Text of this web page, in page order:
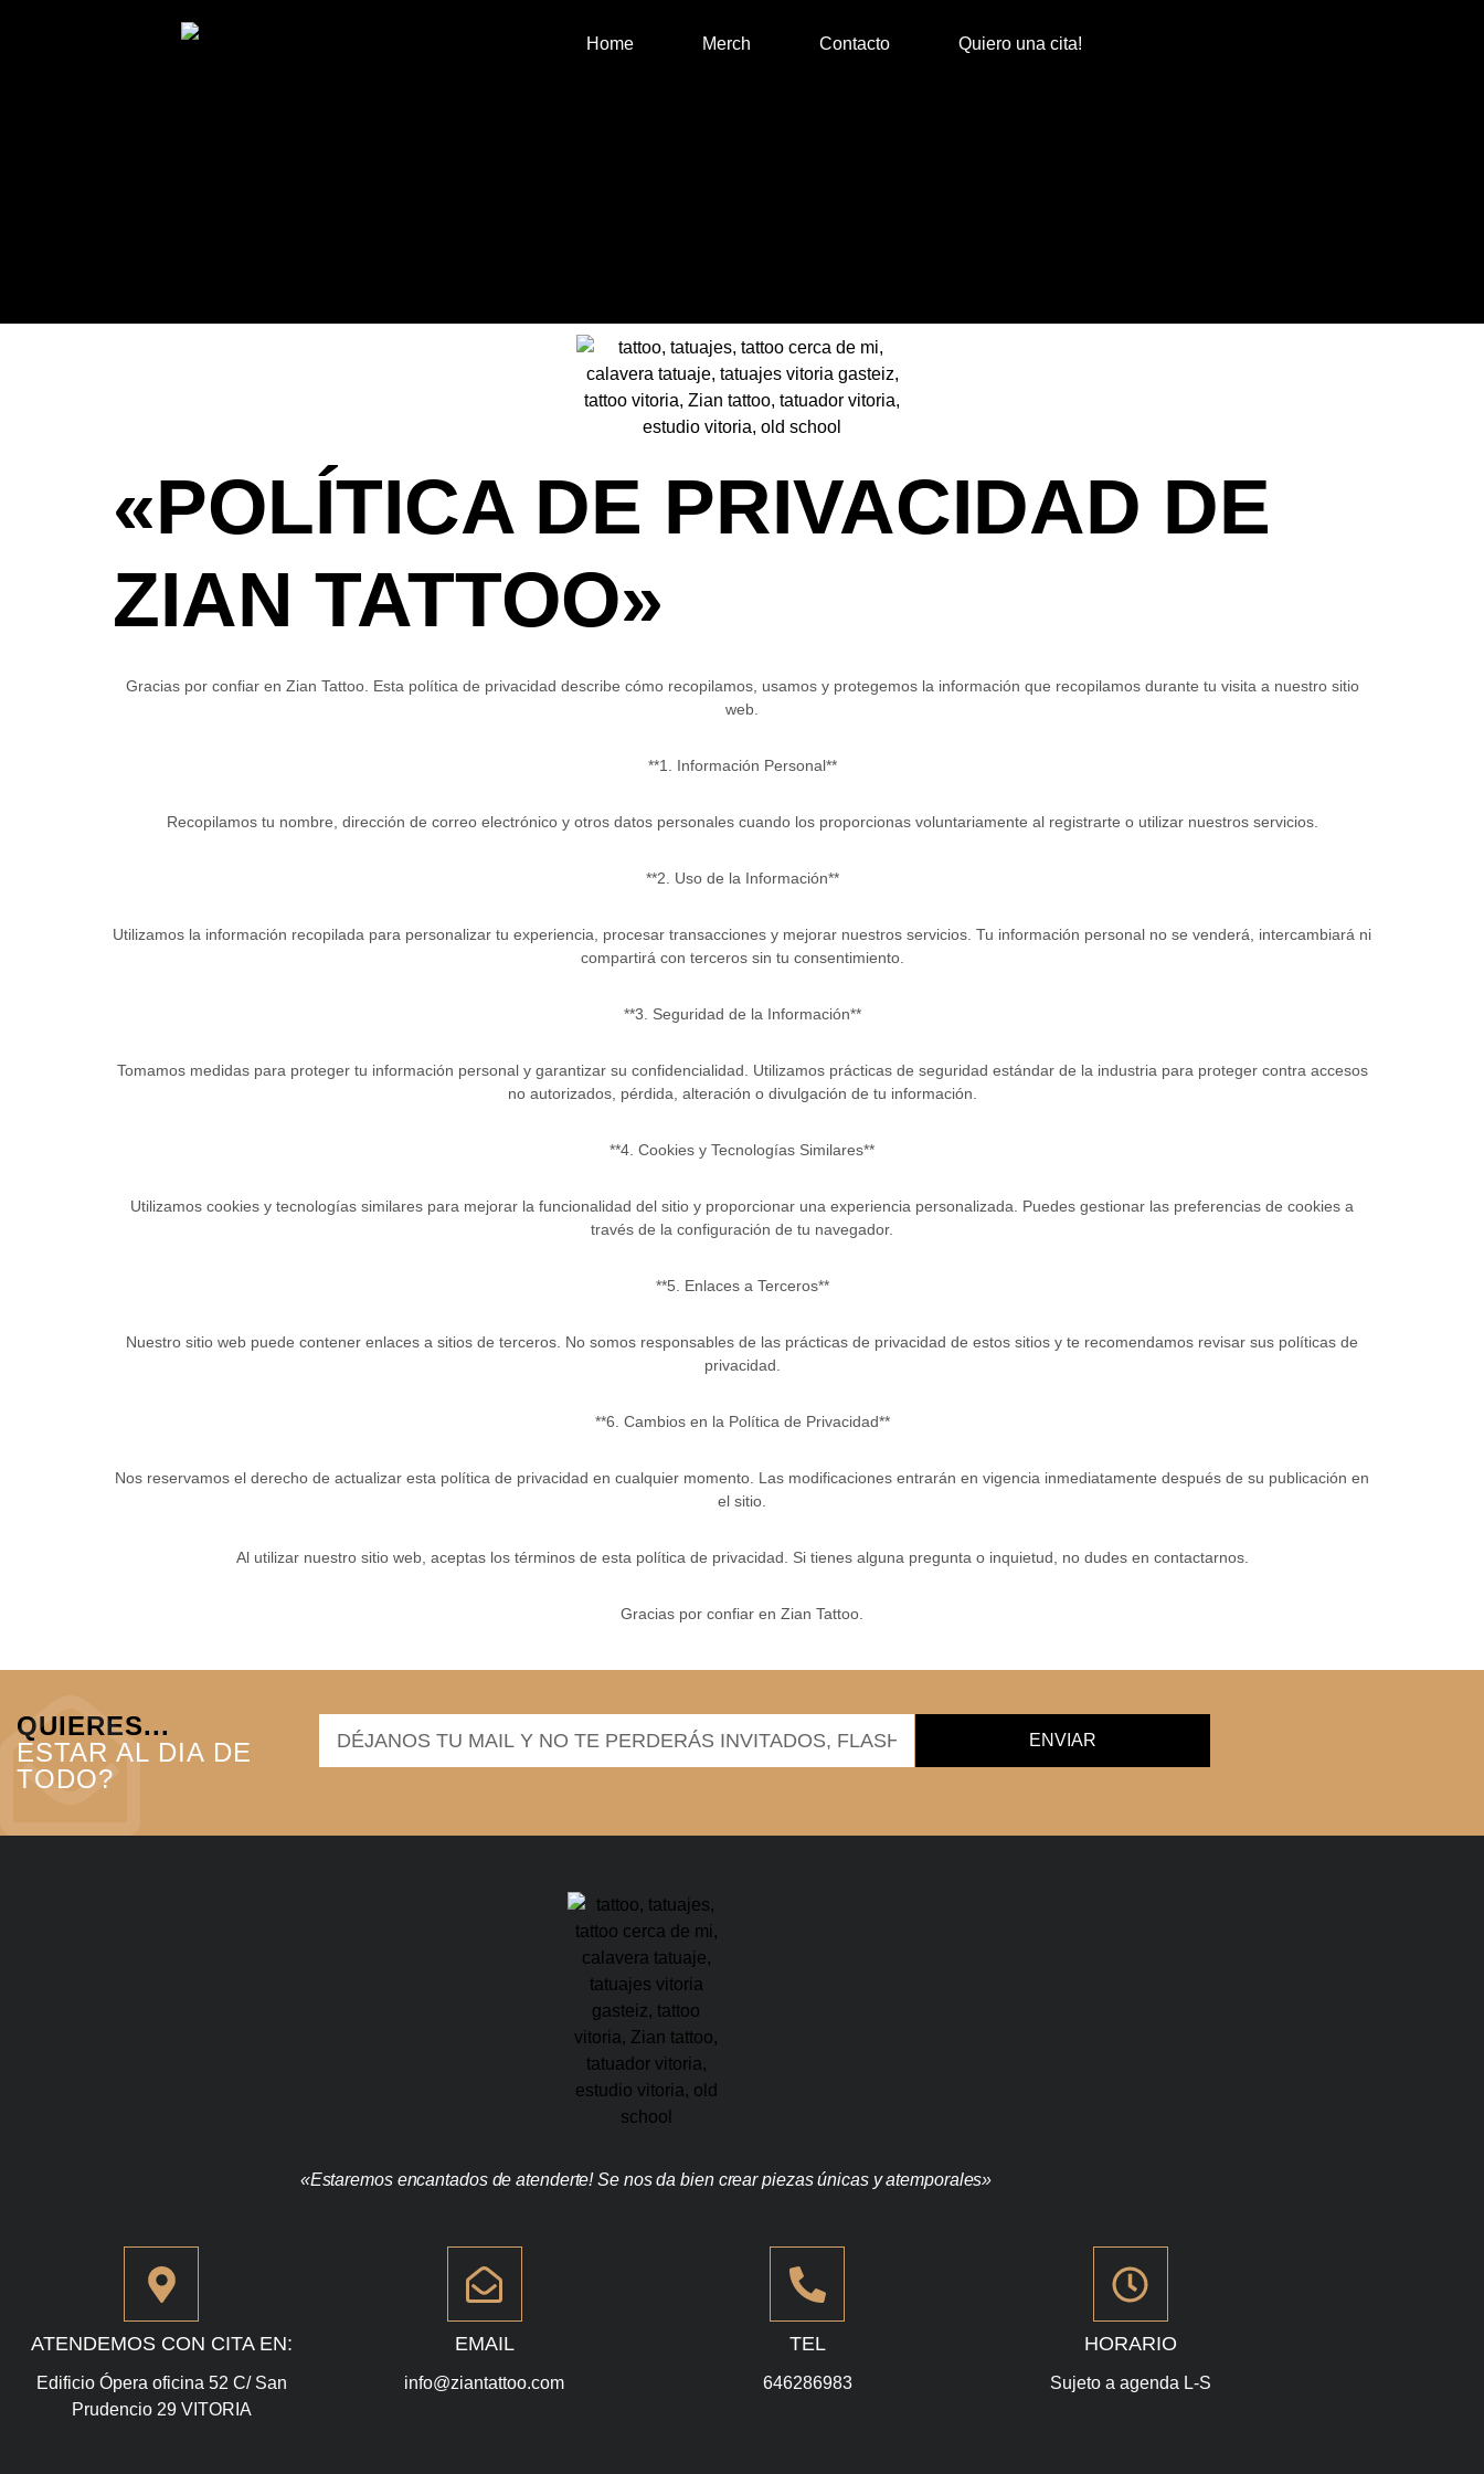
Home Merch Contacto Quiero una cita!
«POLÍTICA DE PRIVACIDAD DE
ZIAN TATTOO»
Gracias por confiar en Zian Tattoo. Esta política de privacidad describe cómo recopilamos, usamos y protegemos la información que recopilamos durante tu visita a nuestro sitio
web.
**1. Información Personal**
Recopilamos tu nombre, dirección de correo electrónico y otros datos personales cuando los proporcionas voluntariamente al registrarte o utilizar nuestros servicios.
**2. Uso de la Información**
Utilizamos la información recopilada para personalizar tu experiencia, procesar transacciones y mejorar nuestros servicios. Tu información personal no se venderá, intercambiará ni
compartirá con terceros sin tu consentimiento.
**3. Seguridad de la Información**
Tomamos medidas para proteger tu información personal y garantizar su confidencialidad. Utilizamos prácticas de seguridad estándar de la industria para proteger contra accesos
no autorizados, pérdida, alteración o divulgación de tu información.
**4. Cookies y Tecnologías Similares**
Utilizamos cookies y tecnologías similares para mejorar la funcionalidad del sitio y proporcionar una experiencia personalizada. Puedes gestionar las preferencias de cookies a
través de la configuración de tu navegador.
**5. Enlaces a Terceros**
Nuestro sitio web puede contener enlaces a sitios de terceros. No somos responsables de las prácticas de privacidad de estos sitios y te recomendamos revisar sus políticas de
privacidad.
**6. Cambios en la Política de Privacidad**
Nos reservamos el derecho de actualizar esta política de privacidad en cualquier momento. Las modificaciones entrarán en vigencia inmediatamente después de su publicación en
el sitio.
Al utilizar nuestro sitio web, aceptas los términos de esta política de privacidad. Si tienes alguna pregunta o inquietud, no dudes en contactarnos.
Gracias por confiar en Zian Tattoo.
QUIERES...
ESTAR AL DIA DE
TODO?
ENVIAR
«Estaremos encantados de atenderte! Se nos da bien crear piezas únicas y atemporales»
ATENDEMOS CON CITA EN:
Edificio Ópera oficina 52 C/ San
Prudencio 29 VITORIA
EMAIL
info@ziantattoo.com
TEL
646286983
HORARIO
Sujeto a agenda L-S